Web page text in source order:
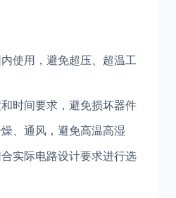
使用，避免超压、超温工
时间要求，避免损坏器件
、通风，避免高温高湿
实际电路设计要求进行选